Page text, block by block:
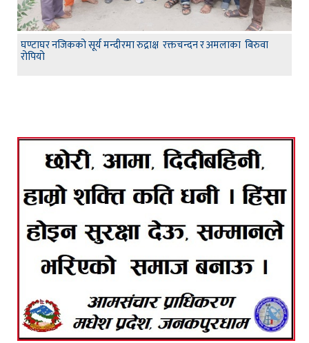
घण्टाघर नजिकको सूर्य मन्दीरमा रुद्राक्ष रक्तचन्दन र अमलाका बिरुवा
रोपियो